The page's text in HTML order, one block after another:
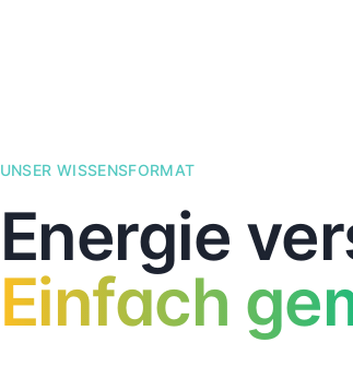
UNSER WISSENSFORMAT
Energie
Einfach